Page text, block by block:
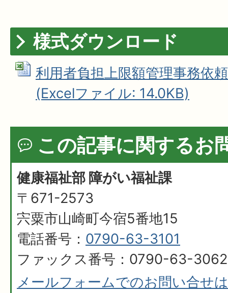
様式ダウンロード
利用者負担上限額管理事務依
(Excelファイル: 14.0KB)
この記事に関するお
健康福祉部 障がい福祉課
〒671-2573
宍粟市山崎町今宿5番地15
電話番号： 0790-63-3101
ファックス番号：0790-63-3062
メールフォームでのお問い合せ